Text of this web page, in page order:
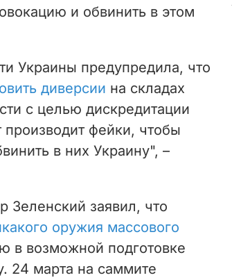
и обвинить в этом
Украины предупредила, что
диверсии на складах
с целью дискредитации
производит фейки, чтобы
в них Украину", –
Зеленский заявил, что
оружия массового
в возможной подготовке
24 марта на саммите